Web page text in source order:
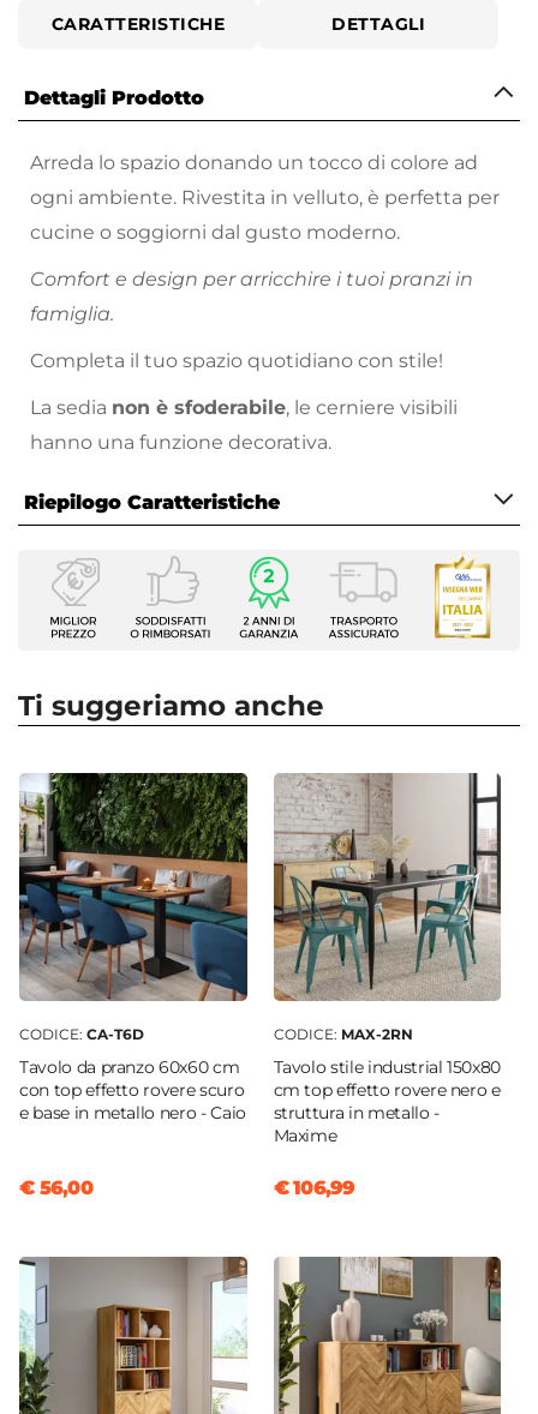
CARATTERISTICHE DETTAGLI
Dettagli Prodotto
Arreda lo spazio donando un tocco di colore ad
ogni ambiente. Rivestita in velluto, è perfetta per
cucine o soggiorni dal gusto moderno.
Comfort e design per arricchire i tuoi pranzi in
famiglia.
Completa il tuo spazio quotidiano con stile!
La sedia non è sfoderabile, le cerniere visibili
hanno una funzione decorativa.
Riepilogo Caratteristiche
Caratteristiche
Tipologia
Set di sedie
Dimensioni
Altezza
80 cm
Altezza Seduta
47,5 cm
Materiale Gambe
Metallo
Materiale Seduta
100 Kg
Colore Gambe
Colore Seduta
Ti suggeriamo anche
CODICE: CA-T6D
Tavolo da pranzo 60x60 cm
con top effetto rovere scuro
e base in metallo nero - Caio
€ 56,00
CODICE: MAX-2RN
Tavolo stile industrial 150x80
cm top effetto rovere nero e
struttura in metallo -
Maxime
€ 106,99